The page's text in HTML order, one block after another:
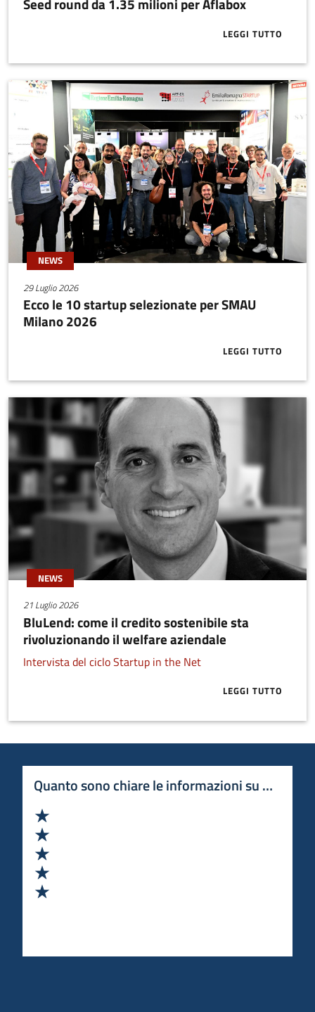
Seed round da 1.35 milioni per Aflabox
LEGGI TUTTOABOUT SEED
NEWS
29 Luglio 2026
Ecco le 10 startup selezionate per SMAU
Milano 2026
LEGGI TUTTO
ABOUT
NEWS
21 Luglio 2026
BluLend: come il credito sostenibile sta
rivoluzionando il welfare aziendale
Intervista del ciclo Startup in the Net
LEGGI TUTTO
ABOUT
Quanto sono chiare le informazioni su questa